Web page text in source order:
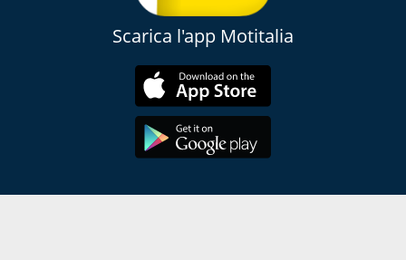
Scarica l'app Motitalia